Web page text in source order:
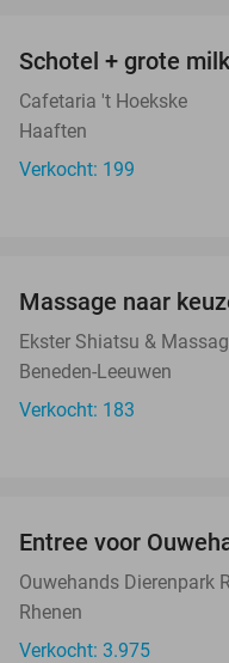
Schotel + grote
Cafetaria 't Hoekske
Haaften
Verkocht: 199
Massage naar
Ekster Shiatsu &
Beneden-Leeuwen
Verkocht: 183
Entree voor
Ouwehands Dierenpark
Rhenen
Verkocht: 3.975